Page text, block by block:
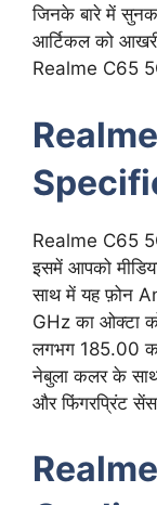
जिनके बारे में
आर्टिकल को
Realme C65
Realme C65
इसमें आपको
साथ में यह फ़ोन
GHz का ओक्टा
लगभग 185.00 का
नेबुला कलर के साथ
और फिंगरप्रिंट